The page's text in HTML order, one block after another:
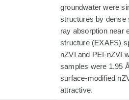
groundwater were
structures by dense
ray absorption near
structure (EXAFS)
nZVI and PEI-nZVI
samples were 1.95
surface-modified
attractive.